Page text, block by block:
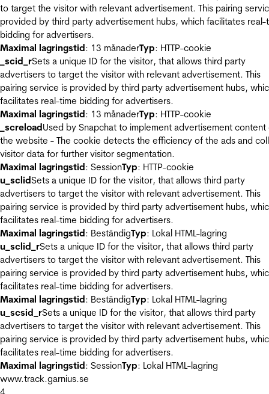
to target the visitor with relevant advertisement. This pairing
provided by third party advertisement hubs, which facilitates real-
bidding for advertisers.
Maximal lagringstid: 13 månaderTyp: HTTP-cookie
_scid_rSets a unique ID for the visitor, that allows third party
advertisers to target the visitor with relevant advertisement. This
pairing service is provided by third party advertisement hubs,
facilitates real-time bidding for advertisers.
Maximal lagringstid: 13 månaderTyp: HTTP-cookie
_screloadUsed by Snapchat to implement advertisement content
the website - The cookie detects the efficiency of the ads and
visitor data for further visitor segmentation.
Maximal lagringstid: SessionTyp: HTTP-cookie
u_sclidSets a unique ID for the visitor, that allows third party
advertisers to target the visitor with relevant advertisement. This
pairing service is provided by third party advertisement hubs,
facilitates real-time bidding for advertisers.
Maximal lagringstid: BeständigTyp: Lokal HTML-lagring
u_sclid_rSets a unique ID for the visitor, that allows third party
advertisers to target the visitor with relevant advertisement. This
pairing service is provided by third party advertisement hubs,
facilitates real-time bidding for advertisers.
Maximal lagringstid: BeständigTyp: Lokal HTML-lagring
u_scsid_rSets a unique ID for the visitor, that allows third party
advertisers to target the visitor with relevant advertisement. This
pairing service is provided by third party advertisement hubs,
facilitates real-time bidding for advertisers.
Maximal lagringstid: SessionTyp: Lokal HTML-lagring
www.track.garnius.se